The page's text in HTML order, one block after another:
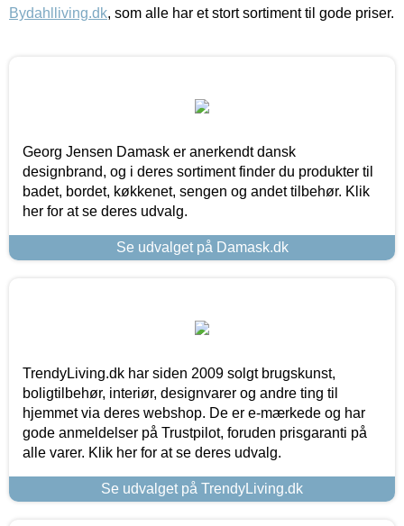
Bydahlliving.dk, som alle har et stort sortiment til gode priser.
Georg Jensen Damask er anerkendt dansk
designbrand, og i deres sortiment finder du produkter til
badet, bordet, køkkenet, sengen og andet tilbehør. Klik
her for at se deres udvalg.
Se udvalget på Damask.dk
TrendyLiving.dk har siden 2009 solgt brugskunst,
boligtilbehør, interiør, designvarer og andre ting til
hjemmet via deres webshop. De er e-mærkede og har
gode anmeldelser på Trustpilot, foruden prisgaranti på
alle varer. Klik her for at se deres udvalg.
Se udvalget på TrendyLiving.dk